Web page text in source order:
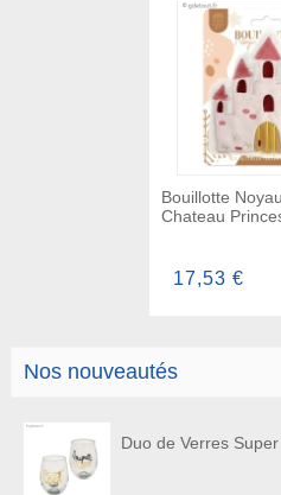
Nos nouveautés
Duo de Verres
Bouillotte
Chateau
17,53 €